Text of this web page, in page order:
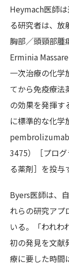
Heymach医師
る研究者は、放
胸部／頭頸部腫
Erminia
一次治療の化学
てから免疫療法
の効果を発揮す
に標準的な化学
pembrolizumab
3475）［プロ
る薬剤］を投与
Byers医師は、
れらの研究アプ
いる。「われわ
初の発見を文献
療に要した時間